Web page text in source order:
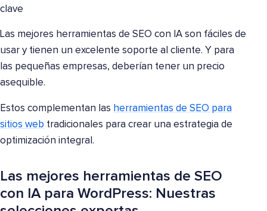
clave
Las mejores herramientas de SEO con IA son fáciles de
usar y tienen un excelente soporte al cliente. Y para
las pequeñas empresas, deberían tener un precio
asequible.
Estos complementan las herramientas de SEO para
sitios web tradicionales para crear una estrategia de
optimización integral.
Las mejores herramientas de SEO
con IA para WordPress: Nuestras